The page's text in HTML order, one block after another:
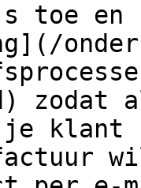
toe en
je